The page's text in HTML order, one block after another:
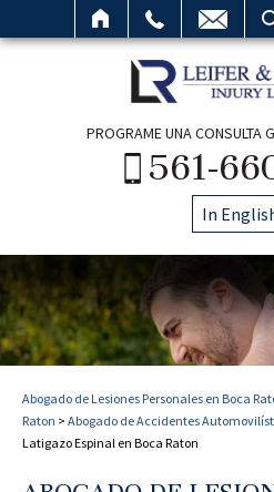
PROGRAME UNA CONSULTA
561-
In
Abogado de Lesiones Personales en Boca
Raton > Abogado de Accidentes
Latigazo Espinal en Boca Raton